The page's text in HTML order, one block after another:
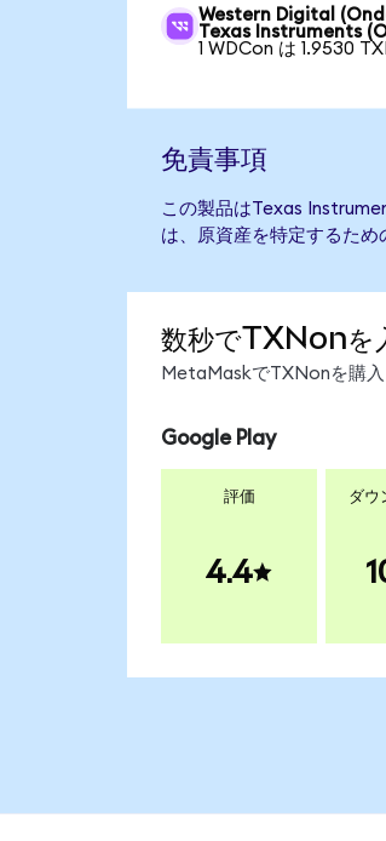
Western Digital
Texas Instruments
1 WDCon は 1.9530
免責事項
この製品はTexas
は、原資産を特定するため
数秒でTXNonを
MetaMaskでTXNonを購入
Google Play
評価
4.4
ダウ